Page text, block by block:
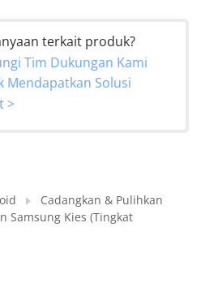
terkait produk?
Tim Dukungan Kami
Mendapatkan Solusi
>
Cadangkan & Pulihkan
Samsung Kies (Tingkat